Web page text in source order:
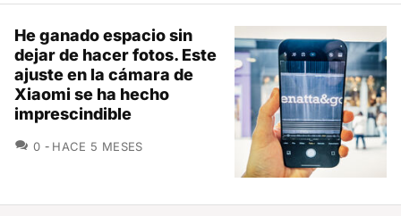
He ganado espacio sin
dejar de hacer fotos. Este
ajuste en la cámara de
Xiaomi se ha hecho
imprescindible
0 COMENTARIOS
HACE 5 MESES